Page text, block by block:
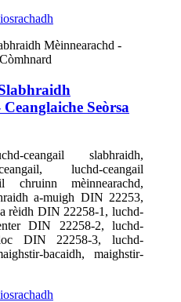
Seòrsa
ceangail slabhraidh,
luchd-ceangail
chruinn mèinnearachd,
a-muigh DIN 22253,
rèidh DIN 22258-1, luchd-
DIN 22258-2, luchd-
DIN 22258-3, luchd-
bacaidh, maighstir-